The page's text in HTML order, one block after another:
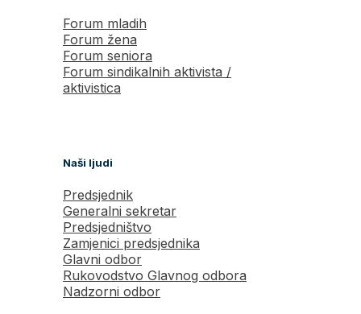
Forum mladih
Forum žena
Forum seniora
Forum sindikalnih aktivista /
aktivistica
Naši ljudi
Predsjednik
Generalni sekretar
Predsjedništvo
Zamjenici predsjednika
Glavni odbor
Rukovodstvo Glavnog odbora
Nadzorni odbor